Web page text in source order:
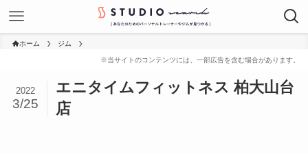
ホーム ジム
エニタイムフィットネス 柏大山台
店
2022
3/25